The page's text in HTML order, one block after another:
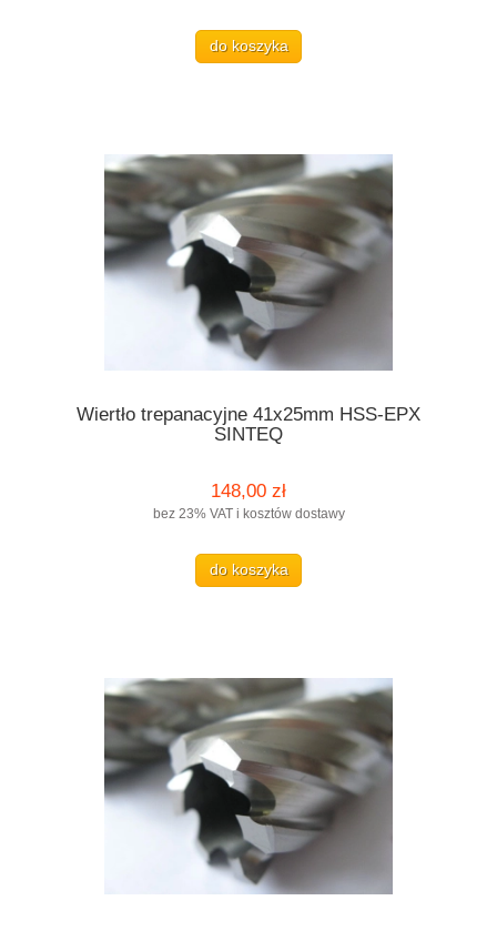
do koszyka
Wiertło trepanacyjne 41x25mm HSS-EPX
SINTEQ
148,00 zł
bez 23% VAT i kosztów dostawy
do koszyka